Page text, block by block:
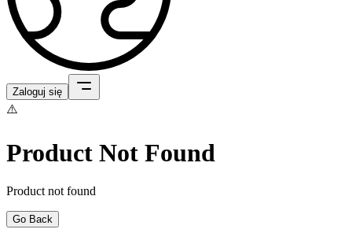
Zaloguj się
⚠️
Product Not Found
Product not found
Go Back